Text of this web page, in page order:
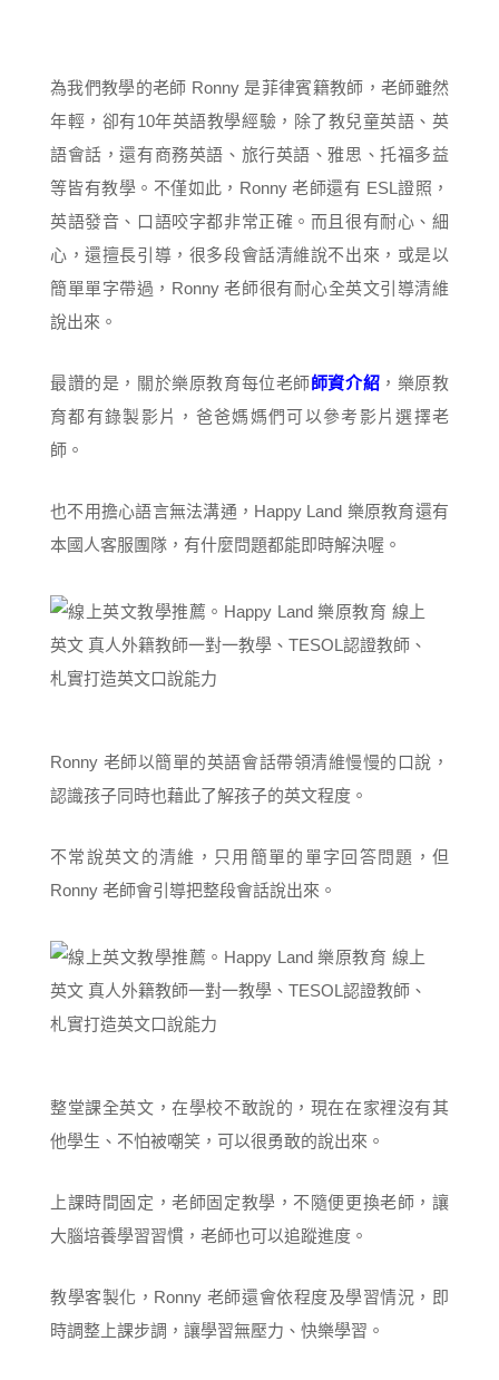
為我們教學的老師 Ronny 是菲律賓籍教師，老師雖然
年輕，卻有10年英語教學經驗，除了教兒童英語、英
語會話，還有商務英語、旅行英語、雅思、托福多益
等皆有教學。不僅如此，Ronny 老師還有 ESL證照，
英語發音、口語咬字都非常正確。而且很有耐心、細
心，還擅長引導，很多段會話清維說不出來，或是以
簡單單字帶過，Ronny 老師很有耐心全英文引導清維
說出來。
最讚的是，關於樂原教育每位老師師資介紹 ，樂原教
育都有錄製影片，爸爸媽媽們可以參考影片選擇老
師。
也不用擔心語言無法溝通，Happy Land 樂原教育還有
本國人客服團隊，有什麼問題都能即時解決喔。
Ronny 老師以簡單的英語會話帶領清維慢慢的口說，
認識孩子同時也藉此了解孩子的英文程度。
不常說英文的清維，只用簡單的單字回答問題，但
Ronny 老師會引導把整段會話說出來。
整堂課全英文，在學校不敢說的，現在在家裡沒有其
他學生、不怕被嘲笑，可以很勇敢的說出來。
上課時間固定，老師固定教學，不隨便更換老師，讓
大腦培養學習習慣，老師也可以追蹤進度。
教學客製化，Ronny 老師還會依程度及學習情況，即
時調整上課步調，讓學習無壓力、快樂學習。